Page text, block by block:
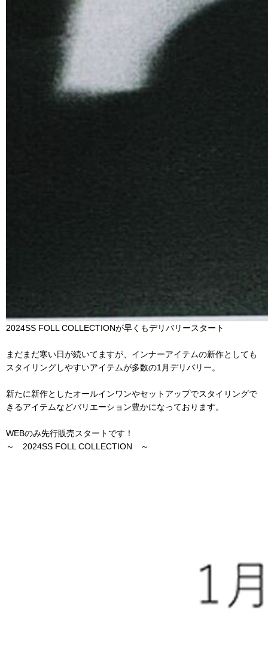
2024SS FOLL COLLECTIONが早くもデリバリースタート
まだまだ寒い日が続いてますが、インナーアイテムの新作としても
スタイリングしやすいアイテムが多数の1月デリバリー。
新たに新作としたオールインワンやセットアップでスタイリングで
きるアイテムなどバリエーション豊かになっております。
WEBのみ先行販売スタートです！
～ 2024SS FOLL COLLECTION ～